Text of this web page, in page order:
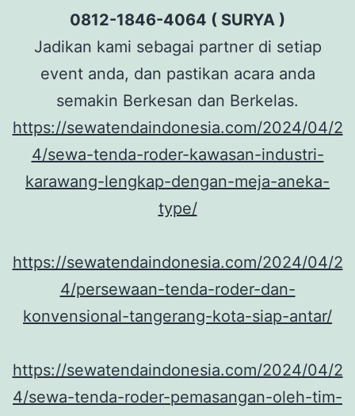
0812-1846-4064 ( SURYA )
Jadikan kami sebagai partner di setiap
event anda, dan pastikan acara anda
semakin Berkesan dan Berkelas.
https://sewatendaindonesia.com/2024/04/2
4/sewa-tenda-roder-kawasan-industri-
karawang-lengkap-dengan-meja-aneka-
type/
https://sewatendaindonesia.com/2024/04/2
4/persewaan-tenda-roder-dan-
konvensional-tangerang-kota-siap-antar/
https://sewatendaindonesia.com/2024/04/2
4/sewa-tenda-roder-pemasangan-oleh-tim-